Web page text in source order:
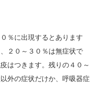
％に出現するとあります
２０～３０％は無症状で
はつきます。残りの４０～
外の症状だけか、呼吸器症